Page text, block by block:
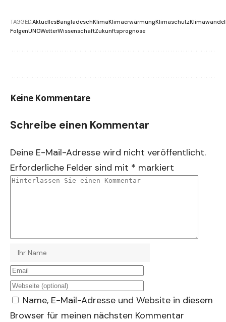
TAGGED:AktuellesBangladeschKlimaKlimaerwärmungKlimaschutzKlimawandel
FolgenUNOWetterWissenschaftZukunftsprognose
Keine Kommentare
Schreibe einen Kommentar
Deine E-Mail-Adresse wird nicht veröffentlicht.
Erforderliche Felder sind mit * markiert
Name, E-Mail-Adresse und Website in diesem
Browser für meinen nächsten Kommentar